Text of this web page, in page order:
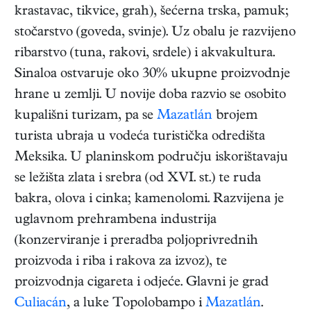
krastavac, tikvice, grah), šećerna trska, pamuk;
stočarstvo (goveda, svinje). Uz obalu je razvijeno
ribarstvo (tuna, rakovi, srdele) i akvakultura.
Sinaloa ostvaruje oko 30% ukupne proizvodnje
hrane u zemlji. U novije doba razvio se osobito
kupališni turizam, pa se Mazatlán brojem
turista ubraja u vodeća turistička odredišta
Meksika. U planinskom području iskorištavaju
se ležišta zlata i srebra (od XVI. st.) te ruda
bakra, olova i cinka; kamenolomi. Razvijena je
uglavnom prehrambena industrija
(konzerviranje i preradba poljoprivrednih
proizvoda i riba i rakova za izvoz), te
proizvodnja cigareta i odjeće. Glavni je grad
Culiacán, a luke Topolobampo i Mazatlán.